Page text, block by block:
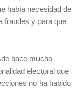
había necesidad de
fraudes y para que
hace mucho
electoral que
no ha habido